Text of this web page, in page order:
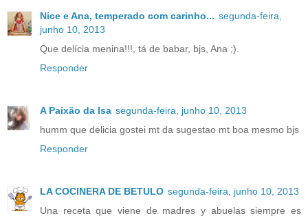
Nice e Ana, temperado com carinho... segunda-feira,
junho 10, 2013
Que delícia menina!!!, tá de babar, bjs, Ana ;).
Responder
A Paixão da Isa segunda-feira, junho 10, 2013
humm que delicia gostei mt da sugestao mt boa mesmo bjs
Responder
LA COCINERA DE BETULO segunda-feira, junho 10, 2013
Una receta que viene de madres y abuelas siempre es